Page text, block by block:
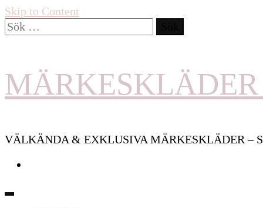
Skip to Content
Sök
efter:
VÄLKÄNDA & EXKLUSIVA MÄRKESKLÄDER –